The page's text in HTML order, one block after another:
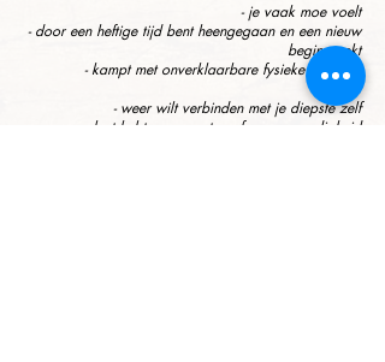
- je vaak moe voelt
- door een heftige tijd bent heengegaan en een nieuw
begin zoekt
- kampt met onverklaarbare fysieke klachten
- rouwt
- weer wilt verbinden met je diepste zelf
- last hebt van angsten of zwaarmoedigheid